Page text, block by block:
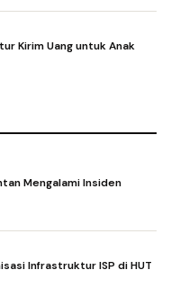
Kirim Uang untuk Anak
Mengalami Insiden
Infrastruktur ISP di HUT